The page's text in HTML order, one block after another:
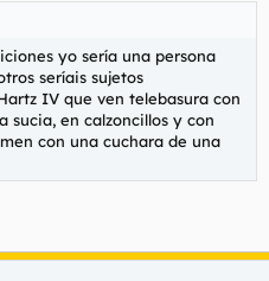
yo sería una persona
seríais sujetos
IV que ven telebasura con
sucia, en calzoncillos y con
con una cuchara de una